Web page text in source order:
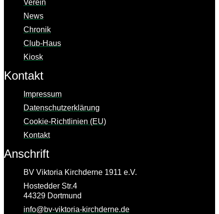
Verein
News
Chronik
Club-Haus
Kiosk
Kontakt
Impressum
Datenschutz­erklärung
Cookie-Richtlinien (EU)
Kontakt
Anschrift
BV Viktoria Kirchderne 1911 e.V.
Hostedder Str.4
44329 Dortmund
info@bv-viktoria-kirchderne.de